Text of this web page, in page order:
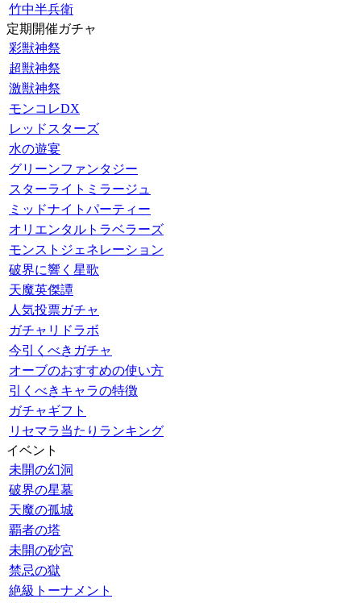
竹中半兵衛
定期開催ガチャ
彩獣神祭
超獣神祭
激獣神祭
モンコレDX
レッドスターズ
水の遊宴
グリーンファンタジー
スターライトミラージュ
ミッドナイトパーティー
オリエンタルトラベラーズ
モンストジェネレーション
破界に響く星歌
天魔英傑譚
人気投票ガチャ
ガチャリドラボ
今引くべきガチャ
オーブのおすすめの使い方
引くべきキャラの特徴
ガチャギフト
リセマラ当たりランキング
イベント
未開の幻洞
破界の星墓
天魔の孤城
覇者の塔
未開の砂宮
禁忌の獄
絶級トーナメント